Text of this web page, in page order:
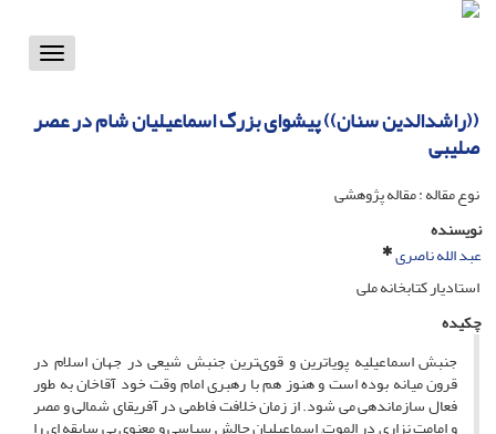
Toggle
((راشدالدین سنان)) پیشواى بزرگ اسماعیلیان شام در عصر
صلیبى
نوع مقاله : مقاله پژوهشی
نویسنده
عبد الله ناصری
استادیار کتابخانه ملی
چکیده
جنبش اسماعیلیه پویاترین و قوىترین جنبش شیعى در جهان اسلام در
قرون میانه بوده است و هنوز هم با رهبرى امام وقت خود آقاخان به طور
فعال سازماندهى مى شود. از زمان خلافت فاطمى در آفریقاى شمالى و مصر
و امامت نزارى در الموت, اسماعیلیان چالش سیاسى و معنوى بى سابقه اى را